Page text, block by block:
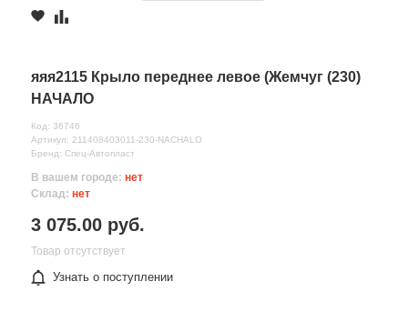
яяя2115 Крыло переднее левое (Жемчуг (230)
НАЧАЛО
Код: 36746
Артикул: 211408403011-230-NACHALO
Бренд: Спец-Автопласт
В вашем городе: нет
Склад: нет
3 075.00 руб.
Товар отсутствует
Узнать о поступлении